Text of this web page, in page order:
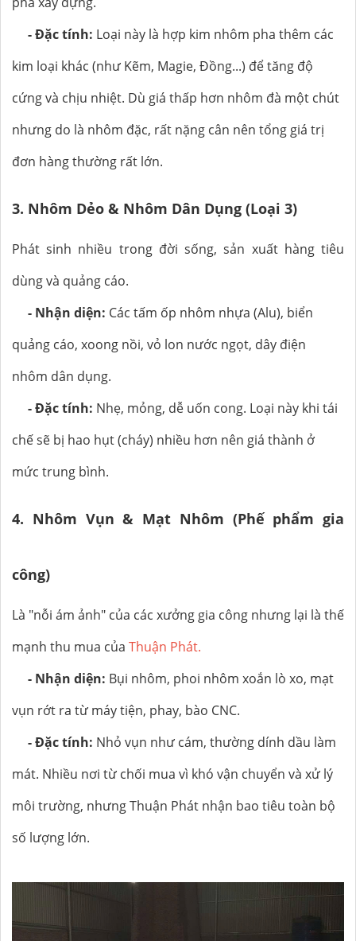
- Đặc tính: Loại này là hợp kim nhôm pha thêm các
kim loại khác (như Kẽm, Magie, Đồng...) để tăng độ
cứng và chịu nhiệt. Dù giá thấp hơn nhôm đà một chút
nhưng do là nhôm đặc, rất nặng cân nên tổng giá trị
đơn hàng thường rất lớn.
3. Nhôm Dẻo & Nhôm Dân Dụng (Loại 3)
Phát sinh nhiều trong đời sống, sản xuất hàng tiêu
dùng và quảng cáo.
- Nhận diện: Các tấm ốp nhôm nhựa (Alu), biển
quảng cáo, xoong nồi, vỏ lon nước ngọt, dây điện
nhôm dân dụng.
- Đặc tính: Nhẹ, mỏng, dễ uốn cong. Loại này khi tái
chế sẽ bị hao hụt (cháy) nhiều hơn nên giá thành ở
mức trung bình.
4. Nhôm Vụn & Mạt Nhôm (Phế phẩm gia
công)
Là "nỗi ám ảnh" của các xưởng gia công nhưng lại là thế
mạnh thu mua của Thuận Phát.
- Nhận diện: Bụi nhôm, phoi nhôm xoắn lò xo, mạt
vụn rớt ra từ máy tiện, phay, bào CNC.
- Đặc tính: Nhỏ vụn như cám, thường dính dầu làm
mát. Nhiều nơi từ chối mua vì khó vận chuyển và xử lý
môi trường, nhưng Thuận Phát nhận bao tiêu toàn bộ
số lượng lớn.